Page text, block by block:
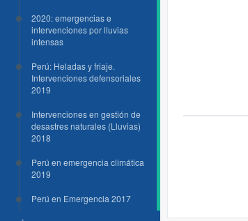
2020: emergencias e
intervenciones por lluvias
intensas
Perú: Heladas y friaje.
Intervenciones defensoriales
2019
Intervenciones en gestión de
desastres naturales (Lluvias)
2018
Perú en emergencia climática
2019
Perú en Emergencia 2017